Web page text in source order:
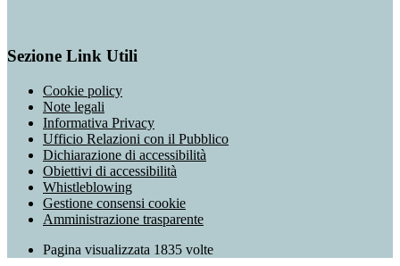
Sezione Link Utili
Cookie policy
Note legali
Informativa Privacy
Ufficio Relazioni con il Pubblico
Dichiarazione di accessibilità
Obiettivi di accessibilità
Whistleblowing
Gestione consensi cookie
Amministrazione trasparente
Pagina visualizzata 1835 volte